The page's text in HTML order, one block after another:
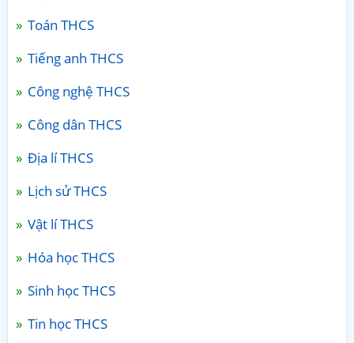
Toán THCS
Tiếng anh THCS
Công nghệ THCS
Công dân THCS
Địa lí THCS
Lịch sử THCS
Vật lí THCS
Hóa học THCS
Sinh học THCS
Tin học THCS